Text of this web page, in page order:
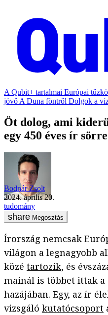
A Qubit+ tartalmai Európai
jövő A Duna föntről Dolgok a
Öt dolog, ami
egy 450 éves ír
Bodnár Zsolt
2024. április 20.
tudomány
Megosztás
Írország nemcsak
világon a legnagyobb
közé tartozik, és
mainál is többet ittak a
hazájában. Egy, az ír
vizsgáló kutatócsoport